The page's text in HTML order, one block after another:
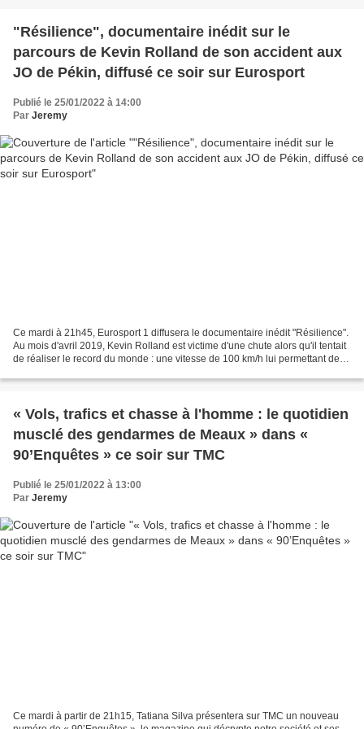
"Résilience", documentaire inédit sur le
parcours de Kevin Rolland de son accident aux
JO de Pékin, diffusé ce soir sur Eurosport
Publié le 25/01/2022 à 14:00
Par Jeremy
Ce mardi à 21h45, Eurosport 1 diffusera le documentaire inédit "Résilience".
Au mois d'avril 2019, Kevin Rolland est victime d'une chute alors qu'il tentait
de réaliser le record du monde : une vitesse de 100 km/h lui permettant de
« Vols, trafics et chasse à l'homme : le quotidien
musclé des gendarmes de Meaux » dans «
90’Enquêtes » ce soir sur TMC
Publié le 25/01/2022 à 13:00
Par Jeremy
Ce mardi à partir de 21h15, Tatiana Silva présentera sur TMC un nouveau